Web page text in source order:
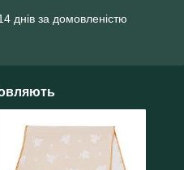
днів за домовленістю